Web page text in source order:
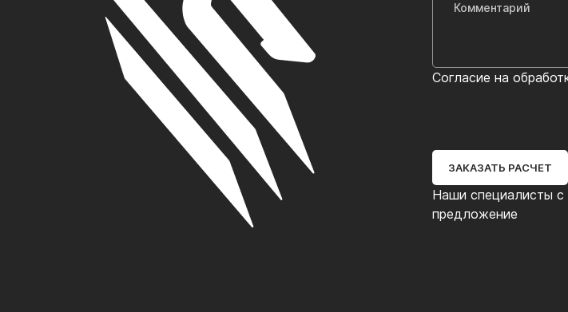
Наши специалисты с
предложение
Согласие на
ЗАКАЗАТЬ РАСЧЕТ